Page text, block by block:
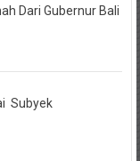
Dari Gubernur Bali
Subyek